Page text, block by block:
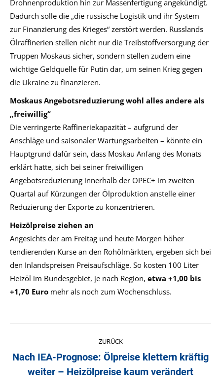
Drohnenproduktion hin zur Massenfertigung angekündigt.
Dadurch solle die „die russische Logistik und ihr System
zur Finanzierung des Krieges“ zerstört werden. Russlands
Ölraffinerien stellen nicht nur die Treibstoffversorgung der
Truppen Moskaus sicher, sondern stellen zudem eine
wichtige Geldquelle für Putin dar, um seinen Krieg gegen
die Ukraine zu finanzieren.
Moskaus Angebotsreduzierung wohl alles andere als
„freiwillig“
Die verringerte Raffineriekapazität – aufgrund der
Anschläge und saisonaler Wartungsarbeiten – könnte ein
Hauptgrund dafür sein, dass Moskau Anfang des Monats
erklärt hatte, sich bei seiner freiwilligen
Angebotsreduzierung innerhalb der OPEC+ im zweiten
Quartal auf Kürzungen der Ölproduktion anstelle einer
Reduzierung der Exporte zu konzentrieren.
Heizölpreise ziehen an
Angesichts der am Freitag und heute Morgen höher
tendierenden Kurse an den Rohölmärkten, ergeben sich bei
den Inlandspreisen Preisaufschläge. So kosten 100 Liter
Heizöl im Bundesgebiet, je nach Region, etwa +1,00 bis
+1,70 Euro mehr als noch zum Wochenschluss.
Kommentarnavigation
ZURÜCK
Vorheriger
Beitrag:
Nach IEA-Prognose: Ölpreise klettern kräftig
weiter – Heizölpreise kaum verändert